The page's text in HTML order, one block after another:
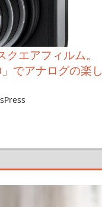
エアフィルム。
」でアナログの楽し